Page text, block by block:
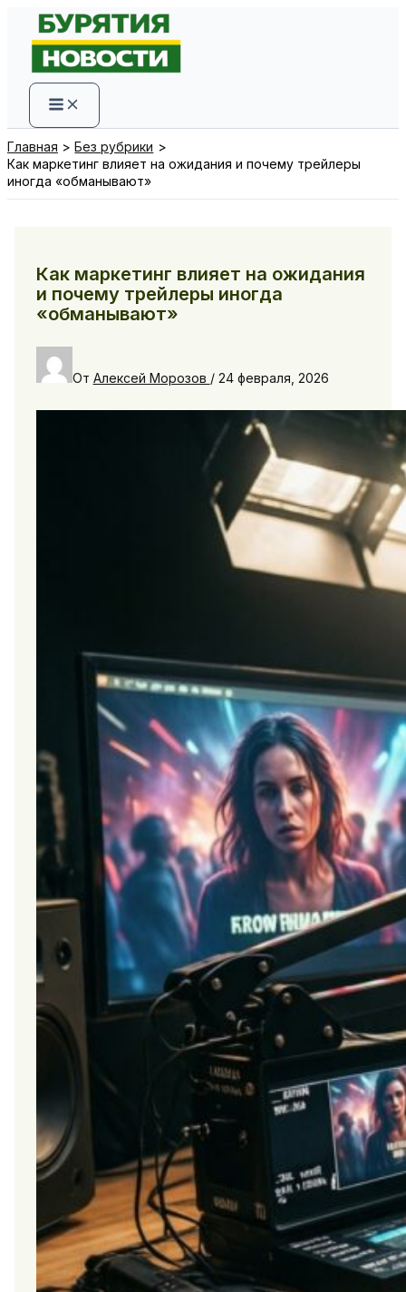
Перейти
содержимому
Главная
Без рубрики
Как маркетинг влияет на ожидания и почему трейлеры
иногда «обманывают»
Как маркетинг влияет на ожидания
и почему трейлеры иногда
«обманывают»
От Алексей Морозов / 24 февраля, 2026